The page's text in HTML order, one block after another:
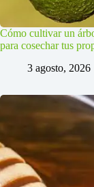
Cómo cultivar un
para cosechar tus
3 agosto, 2026